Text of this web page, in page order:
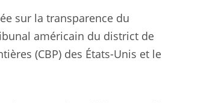
sur la transparence du
américain du district de
(CBP) des États-Unis et le